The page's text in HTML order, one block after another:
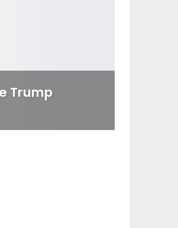
Trump